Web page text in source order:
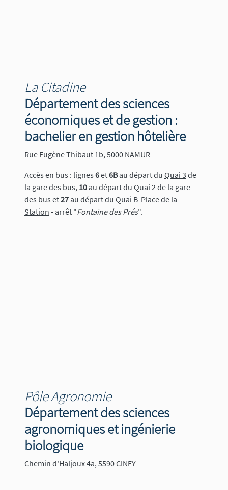
La Citadine
Département des sciences
économiques et de gestion :
bachelier en gestion hôtelière
Rue Eugène Thibaut 1b, 5000 NAMUR
Accès en bus : lignes 6et6Bau départ du Quai 3 de
la gare des bus, 10 au départ du Quai 2 de la gare
des bus et27 au départ du Quai B Place de la
Station - arrêt "Fontaine des Prés".
Pôle Agronomie
Département des sciences
agronomiques et ingénierie
biologique
Chemin d'Haljoux 4a, 5590 CINEY